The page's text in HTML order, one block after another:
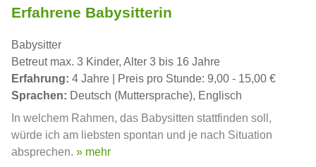
Erfahrene Babysitterin
Babysitter
Betreut max. 3 Kinder, Alter 3 bis 16 Jahre
Erfahrung: 4 Jahre | Preis pro Stunde: 9,00 - 15,00 €
Sprachen: Deutsch (Muttersprache), Englisch
In welchem Rahmen, das Babysitten stattfinden soll,
würde ich am liebsten spontan und je nach Situation
absprechen. » mehr